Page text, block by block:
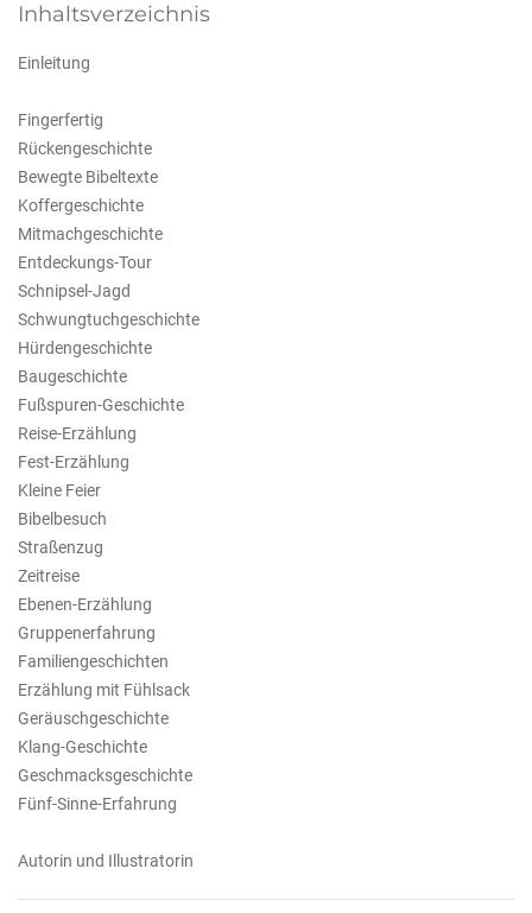
Inhaltsverzeichnis
Einleitung
Fingerfertig
Rückengeschichte
Bewegte Bibeltexte
Koffergeschichte
Mitmachgeschichte
Entdeckungs-Tour
Schnipsel-Jagd
Schwungtuchgeschichte
Hürdengeschichte
Baugeschichte
Fußspuren-Geschichte
Reise-Erzählung
Fest-Erzählung
Kleine Feier
Bibelbesuch
Straßenzug
Zeitreise
Ebenen-Erzählung
Gruppenerfahrung
Familiengeschichten
Erzählung mit Fühlsack
Geräuschgeschichte
Klang-Geschichte
Geschmacksgeschichte
Fünf-Sinne-Erfahrung
Autorin und Illustratorin